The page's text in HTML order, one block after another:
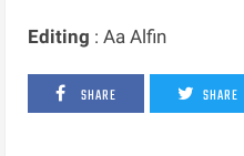
Editing : Aa Alfin
SHARE SHARE